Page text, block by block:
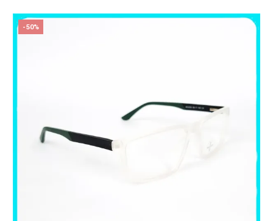
-50%